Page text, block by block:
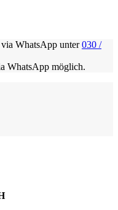
WhatsApp unter030 /
WhatsApp möglich.